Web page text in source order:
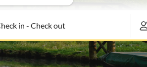
in- Check out